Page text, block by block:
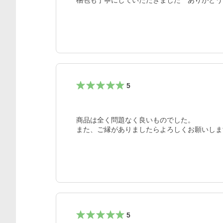
5
商品は全く問題なく良いものでした。
また、ご縁がありましたらよろしくお願いしま
5